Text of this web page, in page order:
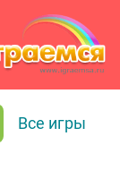
Все игры